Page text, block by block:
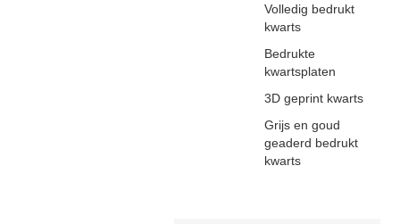
Volledig bedrukt
kwarts
Bedrukte
kwartsplaten
3D geprint kwarts
Grijs en goud
geaderd bedrukt
kwarts